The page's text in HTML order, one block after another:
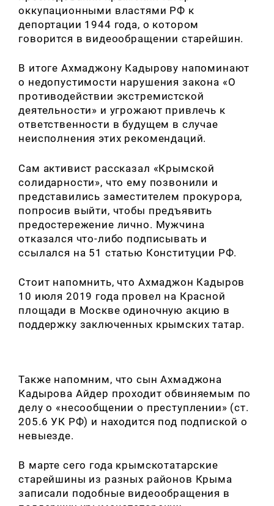
оккупационными властями РФ к
депортации 1944 года, о котором
говорится в видеообращении старейшин.
В итоге Ахмаджону Кадырову напоминают
о недопустимости нарушения закона «О
противодействии экстремистской
деятельности» и угрожают привлечь к
ответственности в будущем в случае
неисполнения этих рекомендаций.
Сам активист рассказал «Крымской
солидарности», что ему позвонили и
представились заместителем прокурора,
попросив выйти, чтобы предъявить
предостережение лично. Мужчина
отказался что-либо подписывать и
ссылался на 51 статью Конституции РФ.
Стоит напомнить, что Ахмаджон Кадыров
10 июля 2019 года провел на Красной
площади в Москве одиночную акцию в
поддержку заключенных крымских татар.
Также напомним, что сын Ахмаджона
Кадырова Айдер проходит обвиняемым по
делу о «несообщении о преступлении» (ст.
205.6 УК РФ) и находится под подпиской о
невыезде.
В марте сего года крымскотатарские
старейшины из разных районов Крыма
записали подобные видеообращения в